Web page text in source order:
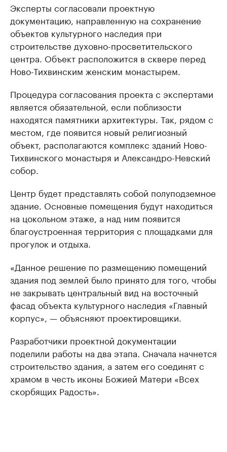
Эксперты согласовали проектную
документацию, направленную на сохранение
объектов культурного наследия при
строительстве духовно-просветительского
центра. Объект расположится в сквере перед
Ново-Тихвинским женским монастырем.
Процедура согласования проекта с экспертами
является обязательной, если поблизости
находятся памятники архитектуры. Так, рядом с
местом, где появится новый религиозный
объект, располагаются комплекс зданий Ново-
Тихвинского монастыря и Александро-Невский
собор.
Центр будет представлять собой полуподземное
здание. Основные помещения будут находиться
на цокольном этаже, а над ним появится
благоустроенная территория с площадками для
прогулок и отдыха.
«Данное решение по размещению помещений
здания под землей было принято для того, чтобы
не закрывать центральный вид на восточный
фасад объекта культурного наследия «Главный
корпус», — объясняют проектировщики.
Разработчики проектной документации
поделили работы на два этапа. Сначала начнется
строительство здания, а затем его соединят с
храмом в честь иконы Божией Матери «Всех
скорбящих Радость».